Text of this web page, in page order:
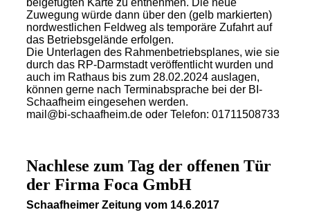
beigefügten Karte zu entnehmen. Die neue
Zuwegung würde dann über den (gelb markierten)
nordwestlichen Feldweg als temporäre Zufahrt auf
das Betriebsgelände erfolgen.
Die Unterlagen des Rahmenbetriebsplanes, wie sie
durch das RP-Darmstadt veröffentlicht wurden und
auch im Rathaus bis zum 28.02.2024 auslagen,
können gerne nach Terminabsprache bei der BI-
Schaafheim eingesehen werden.
mail@bi-schaafheim.de oder Telefon: 01711508733
Nachlese zum Tag der offenen Tür
der Firma Foca GmbH
Schaafheimer Zeitung vom 14.6.2017